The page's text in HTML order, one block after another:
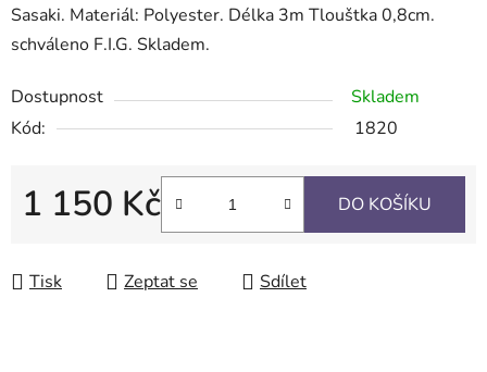
Sasaki. Materiál: Polyester. Délka 3m Tlouštka 0,8cm.
schváleno F.I.G. Skladem.
Dostupnost
Skladem
Kód:
1820
1 150 Kč DO KOŠÍKU
Tisk Zeptat se Sdílet